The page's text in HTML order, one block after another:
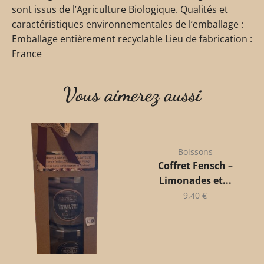
sont issus de l’Agriculture Biologique. Qualités et
caractéristiques environnementales de l’emballage :
Emballage entièrement recyclable Lieu de fabrication :
France
Vous aimerez aussi
Boissons
Coffret Fensch –
Limonades et...
9,40 €